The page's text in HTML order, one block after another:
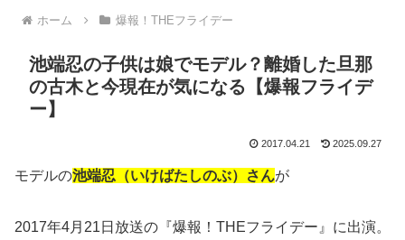
ホーム 爆報！THEフライデー
池端忍の子供は娘でモデル？離婚した旦那
の古木と今現在が気になる【爆報フライデ
ー】
2017.04.21 2025.09.27
モデルの池端忍（いけばたしのぶ）さんが
2017年4月21日放送の『爆報！THEフライデー』に出演。